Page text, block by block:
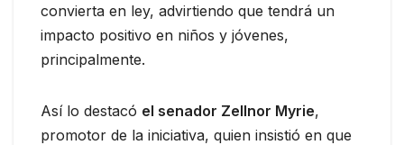
convierta en ley, advirtiendo que tendrá un
impacto positivo en niños y jóvenes,
principalmente.
Así lo destacó el senador Zellnor Myrie,
promotor de la iniciativa, quien insistió en que